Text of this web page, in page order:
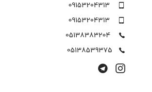
09153204313
09153204313
05138383204
05138539375